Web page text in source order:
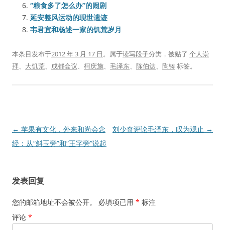
“粮食多了怎么办”的闹剧
延安整风运动的现世遗迹
韦君宜和杨述一家的饥荒岁月
本条目发布于2012 年 3 月 17 日。属于读写段子分类，被贴了 个人崇
拜、 大饥荒、 成都会议、 柯庆施、 毛泽东、 陈伯达、 陶铸标签。
文
章
← 苹果有文化，外来和尚会念
经：从“斜玉旁”和“王字旁”说起
刘少奇评论毛泽东，叹为观止 →
发表回复
您的邮箱地址不会被公开。 必填项已用 * 标注
评论 *